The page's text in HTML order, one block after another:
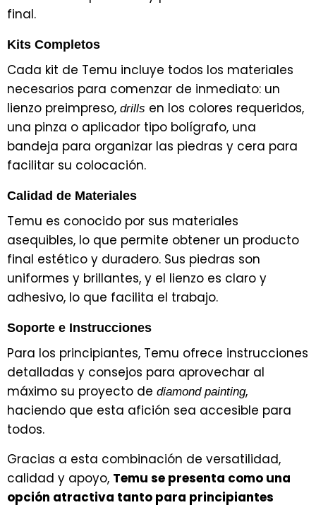
final.
Kits Completos
Cada kit de Temu incluye todos los materiales
necesarios para comenzar de inmediato: un
lienzo preimpreso, drills en los colores requeridos,
una pinza o aplicador tipo bolígrafo, una
bandeja para organizar las piedras y cera para
facilitar su colocación.
Calidad de Materiales
Temu es conocido por sus materiales
asequibles, lo que permite obtener un producto
final estético y duradero. Sus piedras son
uniformes y brillantes, y el lienzo es claro y
adhesivo, lo que facilita el trabajo.
Soporte e Instrucciones
Para los principiantes, Temu ofrece instrucciones
detalladas y consejos para aprovechar al
máximo su proyecto de diamond painting,
haciendo que esta afición sea accesible para
todos.
Gracias a esta combinación de versatilidad,
calidad y apoyo, Temu se presenta como una
opción atractiva tanto para principiantes